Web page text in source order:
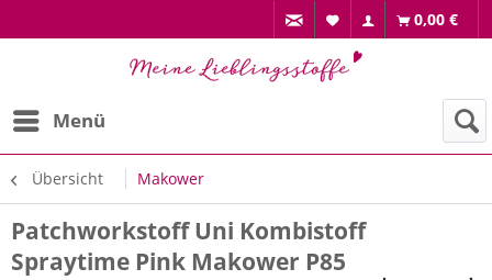
0,00 €
Menü
Übersicht Makower
Patchworkstoff Uni Kombistoff
Spraytime Pink Makower P85